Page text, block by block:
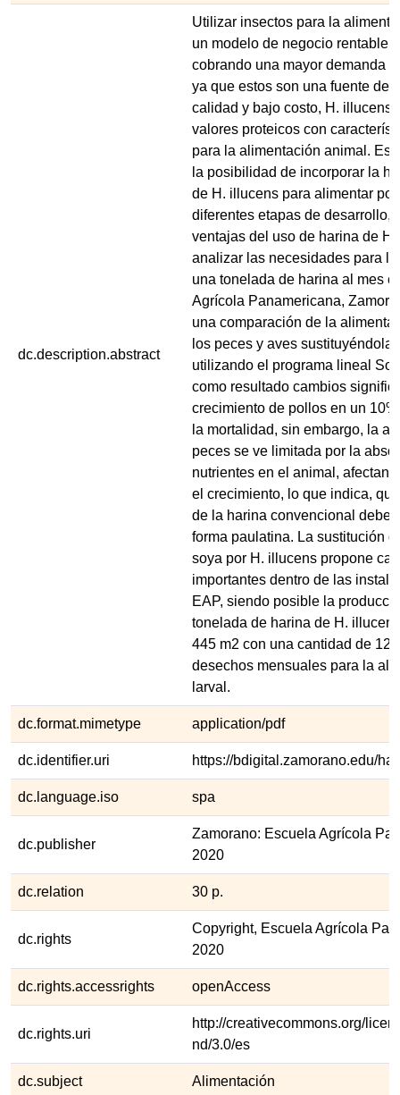
dc.description.abstract
Utilizar insectos para la
un modelo de negocio rentable
cobrando una mayor demanda
ya que estos son una fuente de
calidad y bajo costo, H. illucens
valores proteicos con
para la alimentación animal.
la posibilidad de incorporar la
de H. illucens para alimentar
diferentes etapas de desarrollo,
ventajas del uso de harina de
analizar las necesidades para
una tonelada de harina al mes
Agrícola Panamericana,
una comparación de la
los peces y aves sustituyéndola
utilizando el programa lineal
como resultado cambios
crecimiento de pollos en un
la mortalidad, sin embargo, la
peces se ve limitada por la
nutrientes en el animal,
el crecimiento, lo que indica,
de la harina convencional debe
forma paulatina. La sustitución
soya por H. illucens propone
importantes dentro de las
EAP, siendo posible la
tonelada de harina de H.
445 m2 con una cantidad de
desechos mensuales para la
larval.
dc.format.mimetype application/pdf
dc.identifier.uri https://bdigital.zamorano.edu/
dc.language.iso spa
dc.publisher
Zamorano: Escuela Agrícola
2020
dc.relation 30 p.
dc.rights
Copyright, Escuela Agrícola
2020
dc.rights.accessrights openAccess
dc.rights.uri
http://creativecommons.org/
nd/3.0/es
dc.subject Alimentación